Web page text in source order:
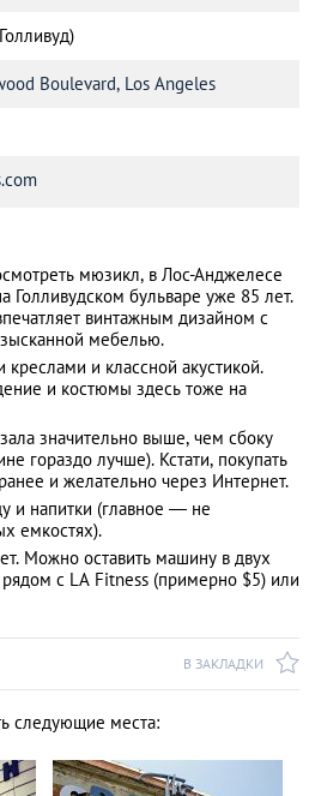
Boulevard, Los Angeles
мюзикл, в Лос-Анджелесе
Голливудском бульваре уже 85 лет.
винтажным дизайном с
мебелью.
креслами и классной акустикой.
и костюмы здесь тоже на
значительно выше, чем сбоку
гораздо лучше). Кстати, покупать
и желательно через Интернет.
и напитки (главное ― не
емкостях).
Можно оставить машину в двух
рядом с LA Fitness (примерно $5) или
В ЗАКЛАДКИ
следующие места: